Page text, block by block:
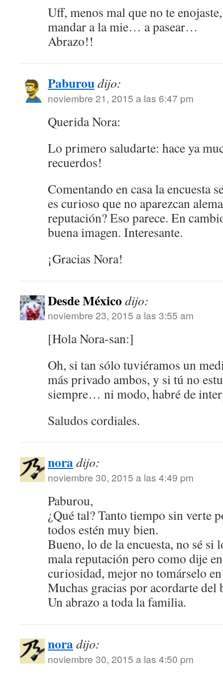
Uff, menos mal que no te
mandar a la mie… a pasear…
Abrazo!!
Paburoudijo:
noviembre 21, 2015 a las 6:47 pm
Querida Nora:
Lo primero saludarte: hace ya
recuerdos!
Comentando en casa la encuesta
es curioso que no aparezcan
reputación? Eso parece. En
buena imagen. Interesante.
¡Gracias Nora!
Desde México dijo:
noviembre 23, 2015 a las 3:55 am
[Hola Nora-san:]
Oh, si tan sólo tuviéramos un
más privado ambos, y si tú no
siempre… ni modo, habré de
Saludos cordiales.
noradijo:
noviembre 30, 2015 a las 4:49 pm
Paburou,
¿Qué tal? Tanto tiempo sin verte
todos estén muy bien.
Bueno, lo de la encuesta, no sé si
mala reputación pero como dije
curiosidad, mejor no tomárselo
Muchas gracias por acordarte del
Un abrazo a toda la familia.
noradijo:
noviembre 30, 2015 a las 4:50 pm